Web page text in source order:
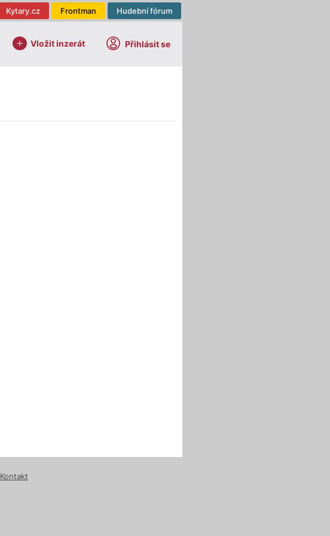
Hudební fórum
Frontman
Kytary.cz
Vložit inzerát Přihlásit se
Kontakt